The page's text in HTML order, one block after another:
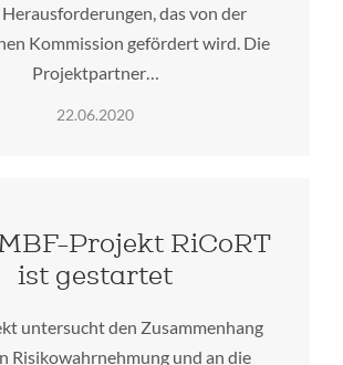
das von der
Kommission gefördert wird. Die
Projektpartner…
22.06.2020
Projekt RiCoRT
ist gestartet
untersucht den Zusammenhang
Risikowahrnehmung und an die